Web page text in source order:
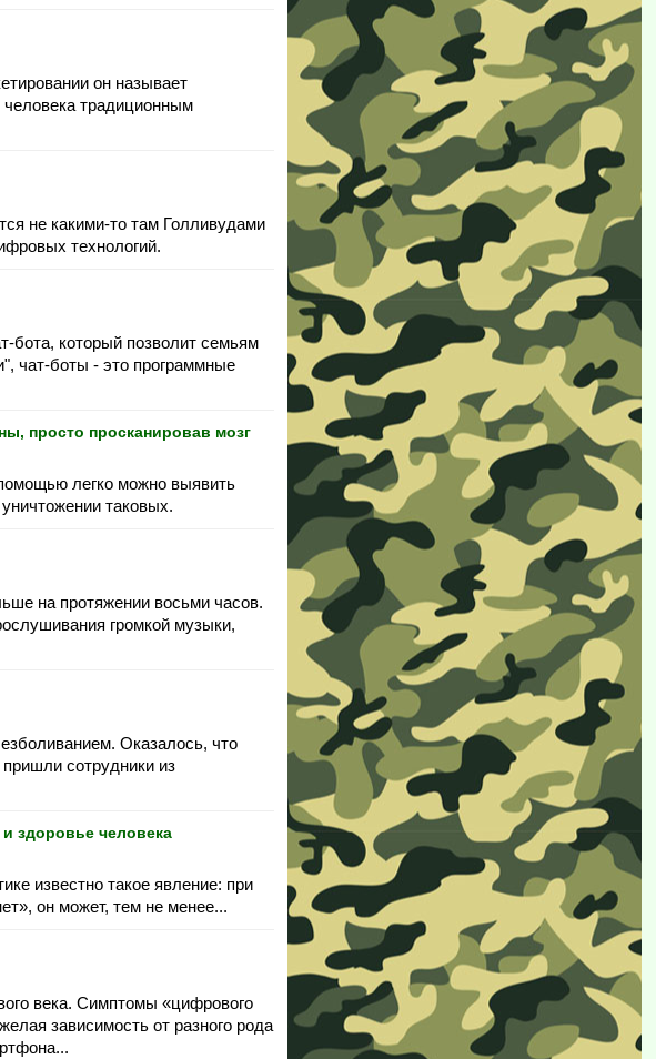
он называет
традиционным
не какими-то там Голливудами
технологий.
бота, который позволит семьям
чат-боты - это программные
просто просканировав мозг
легко можно выявить
таковых.
на протяжении восьми часов.
громкой музыки,
Оказалось, что
сотрудники из
и здоровье человека
известно такое явление: при
он может, тем не менее...
века. Симптомы «цифрового
зависимость от разного рода